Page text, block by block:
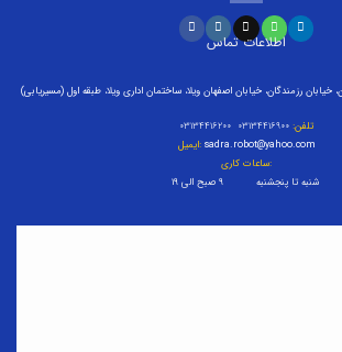
اطلاعات تماس
خیابان رزمندگان، خیابان اصفهان ویلا، ساختمان اداری ویلا، طبقه اول (مسیریابی)
تلفن:
ایمیل: sadra.robot@yahoo.com
ساعات کاری:
شنبه تا پنجشنبه ۹ صبح الی ۱۹